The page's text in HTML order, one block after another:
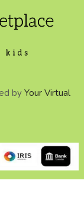
by Your Virtual